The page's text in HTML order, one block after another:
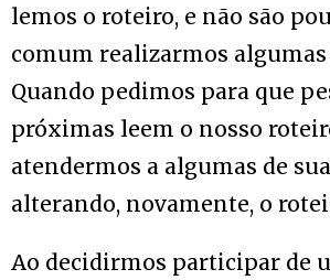
lemos o roteiro, e não são
comum realizarmos algumas
Quando pedimos para que
próximas leem o nosso
atendermos a algumas de
alterando, novamente, o
Ao decidirmos participar de